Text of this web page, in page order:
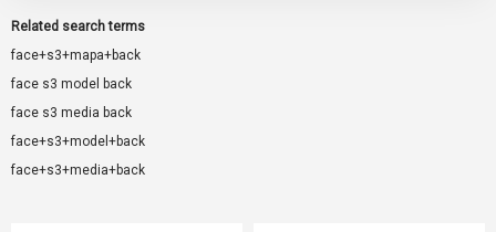
Related search terms
face+s3+mapa+back
face s3 model back
face s3 media back
face+s3+model+back
face+s3+media+back